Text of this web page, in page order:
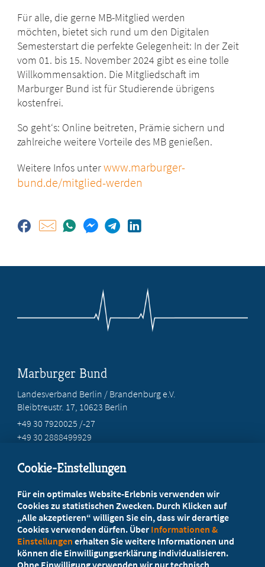
Für alle, die gerne MB-Mitglied werden
möchten, bietet sich rund um den Digitalen
Semesterstart die perfekte Gelegenheit: In der Zeit
vom 01. bis 15. November 2024 gibt es eine tolle
Willkommensaktion. Die Mitgliedschaft im
Marburger Bund ist für Studierende übrigens
kostenfrei.
So geht‘s: Online beitreten, Prämie sichern und
zahlreiche weitere Vorteile des MB genießen.
Weitere Infos unterwww.marburger-
bund.de/mitglied-werden
Marburger Bund
Landesverband Berlin / Brandenburg e.V.
Bleibtreustr. 17, 10623 Berlin
+49 30 7920025 /-27
+49 30 2888499929
Ihr Landesverband berät Sie!
Ansprechpartner
Cookie-Einstellungen
Für ein optimales Website-Erlebnis verwenden wir
Cookies zu statistischen Zwecken. Durch Klicken auf
„Alle akzeptieren“ willigen Sie ein, dass wir derartige
Cookies verwenden dürfen. Über Informationen &
Einstellungen erhalten Sie weitere Informationen und
können die Einwilligungserklärung individualisieren.
Ohne Einwilligung verwenden wir nur technisch